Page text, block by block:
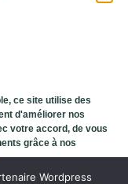
ce site utilise des
d'améliorer nos
votre accord, de vous
grâce à nos
Wordpress